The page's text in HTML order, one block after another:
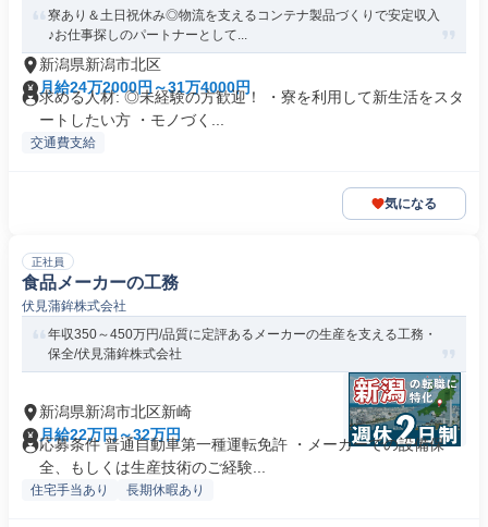
寮あり＆土日祝休み◎物流を支えるコンテナ製品づくりで安定収入
♪お仕事探しのパートナーとして...
新潟県新潟市北区
月給24万2000円～31万4000円
求める人材: ◎未経験の方歓迎！ ・寮を利用して新生活をスタ
ートしたい方 ・モノづく...
交通費支給
気になる
正社員
食品メーカーの工務
伏見蒲鉾株式会社
年収350～450万円/品質に定評あるメーカーの生産を支える工務・
保全/伏見蒲鉾株式会社
新潟県新潟市北区新崎
月給22万円～32万円
応募条件 普通自動車第一種運転免許 ・メーカーでの設備保
全、もしくは生産技術のご経験...
住宅手当あり 長期休暇あり